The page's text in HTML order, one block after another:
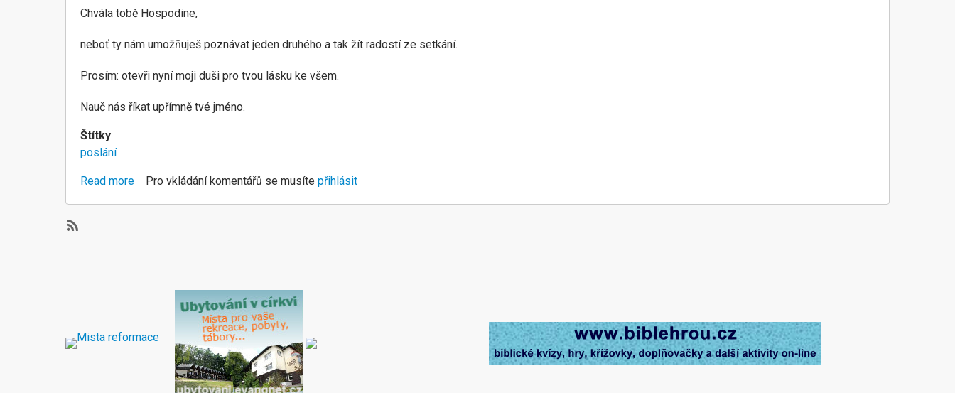
Chvála tobě Hospodine,
neboť ty nám umožňuješ poznávat jeden druhého a tak žít radostí ze setkání.
Prosím: otevři nyní moji duši pro tvou lásku ke všem.
Nauč nás říkat upřímně tvé jméno.
Štítky
poslání
Read more about
Pro vkládání komentářů se musíte přihlásit